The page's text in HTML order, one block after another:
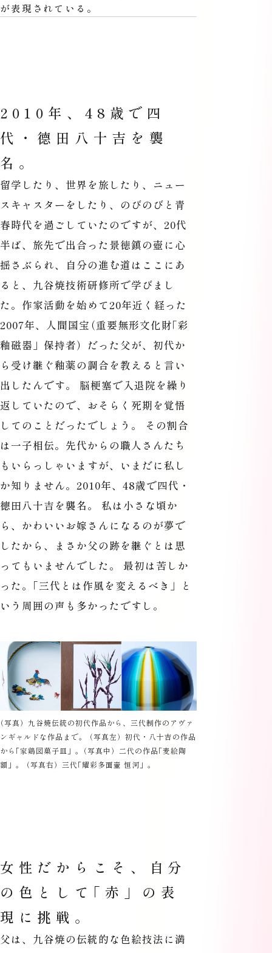
が表現されている。
2010年、48歳で四
代・德田八十吉を襲
名。
留学したり、世界を旅したり、ニュー
スキャスターをしたり、のびのびと青
春時代を過ごしていたのですが、20代
半ば、旅先で出合った景徳鎮の壺に心
揺さぶられ、自分の進む道はここにあ
ると、九谷焼技術研修所で学びまし
た。作家活動を始めて20年近く経った
2007年、人間国宝（重要無形文化財「彩
釉磁器」保持者）だった父が、初代か
ら受け継ぐ釉薬の調合を教えると言い
出したんです。 脳梗塞で入退院を繰り
返していたので、おそらく死期を覚悟
してのことだったでしょう。 その割合
は一子相伝。先代からの職人さんたち
もいらっしゃいますが、いまだに私し
か知りません。2010年、48歳で四代・
德田八十吉を襲名。 私は小さな頃か
ら、かわいいお嫁さんになるのが夢で
したから、まさか父の跡を継ぐとは思
ってもいませんでした。 最初は苦しか
った。 「三代とは作風を変えるべき」と
いう周囲の声も多かったですし。
写真）九谷焼伝統の初代作品から、三代制作のアヴァ
ンギャルドな作品まで。
（写真左）初代・八十吉の作品
から「家鶏図菓子皿」。 （写真中）二代の作品「麦絵陶
額」。
（写真右）三代「耀彩多面壷 恒河」。
女性だからこそ、自分
の色として 「 赤」の表
現に挑戦。
父は、九谷焼の伝統的な色絵技法に満